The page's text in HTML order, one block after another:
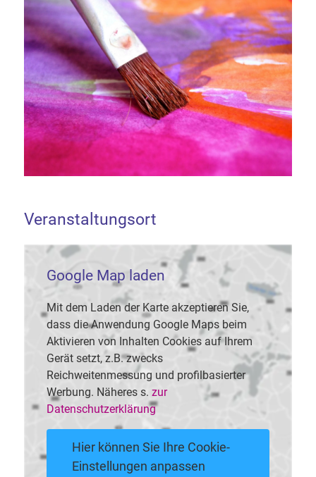
Veranstaltungsort
Google Map laden
Mit dem Laden der Karte akzeptieren Sie,
dass die Anwendung Google Maps beim
Aktivieren von Inhalten Cookies auf Ihrem
Gerät setzt, z.B. zwecks
Reichweitenmessung und profilbasierter
Werbung. Näheres s. zur
Datenschutzerklärung
Hier können Sie Ihre Cookie-
Einstellungen anpassen